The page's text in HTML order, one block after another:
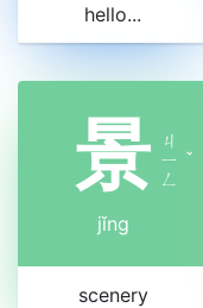
hello...
景 ㄐ
ㄧ
ㄥ
ˇ
jǐng
scenery